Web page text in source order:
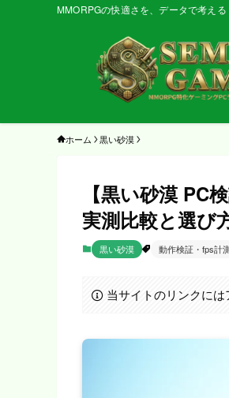
MMORPGの快適さを、データで考える
ホーム 黒い砂漠
【黒い砂漠 PC
実測比較と選び
黒い砂漠 動作検証・fps計
当サイトのリンクには